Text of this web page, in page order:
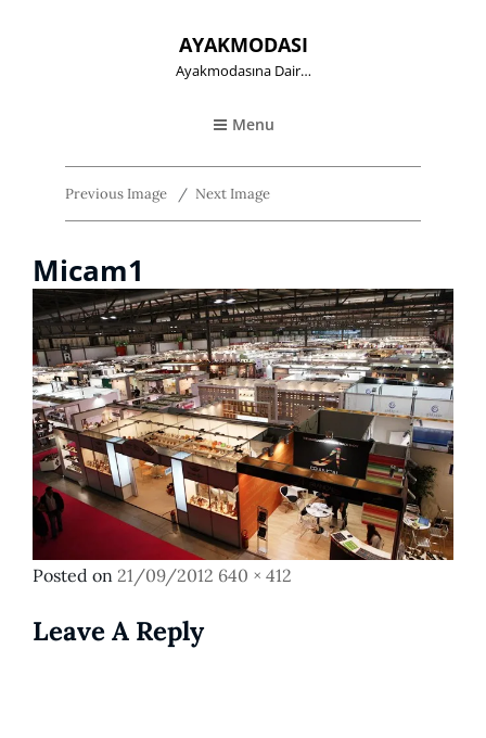
AYAKMODASI
Ayakmodasına Dair…
Menu
Previous Image Next Image
Micam1
Posted on Posted
21/09/2012 Full
640 × 412
Leave A Reply